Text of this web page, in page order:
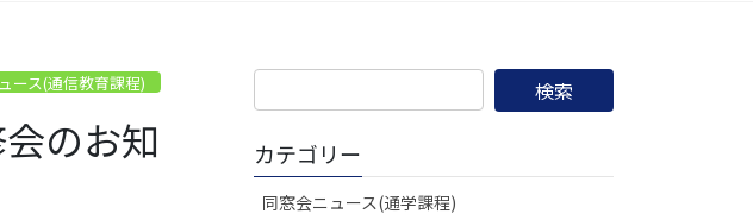
ース(通信教育課程)
のお知
カテゴリー
同窓会ニュース(通学課程)